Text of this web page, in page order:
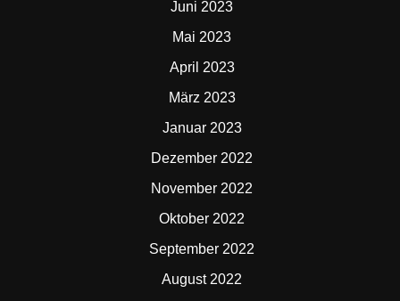
Juni 2023
Mai 2023
April 2023
März 2023
Januar 2023
Dezember 2022
November 2022
Oktober 2022
September 2022
August 2022